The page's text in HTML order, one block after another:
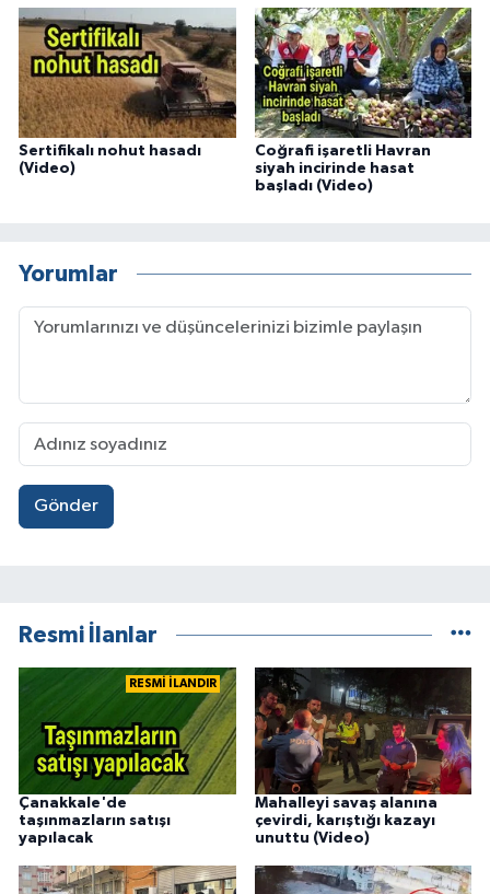
Sertifikalı nohut hasadı
(Video)
Coğrafi işaretli Havran
siyah incirinde hasat
başladı (Video)
Yorumlar
Gönder
Resmi İlanlar
RESMİ İLANDIR
Çanakkale'de
taşınmazların satışı
yapılacak
Mahalleyi savaş alanına
çevirdi, karıştığı kazayı
unuttu (Video)